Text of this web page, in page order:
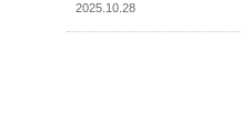
2025.10.28